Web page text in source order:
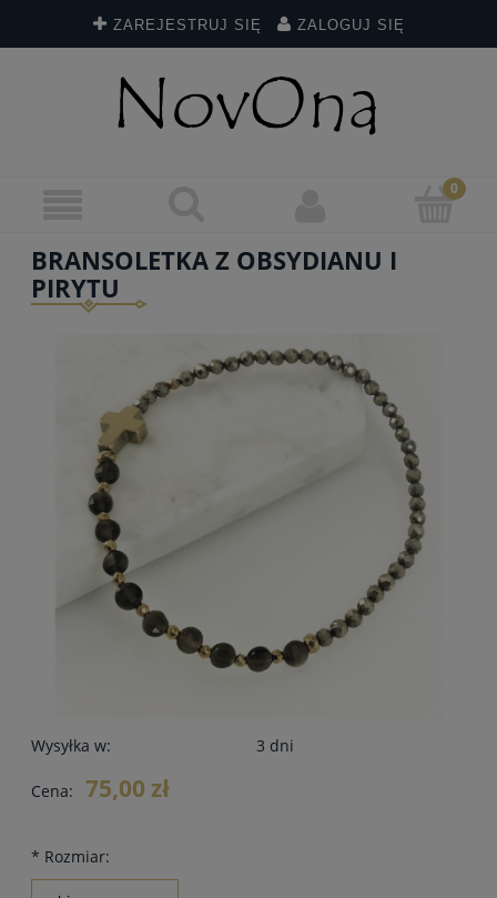
ZAREJESTRUJ SIĘ ZALOGUJ SIĘ
BRANSOLETKA Z OBSYDIANU I
PIRYTU
Wysyłka w: 3 dni
Cena: 75,00 zł
* Rozmiar: